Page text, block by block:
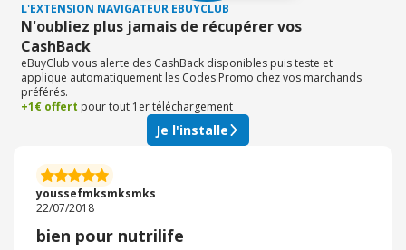
L'EXTENSION NAVIGATEUR EBUYCLUB
N'oubliez plus jamais de récupérer vos
CashBack
eBuyClub vous alerte des CashBack disponibles puis teste et
applique automatiquement les Codes Promo chez vos marchands
préférés.
+1€ offert pour tout 1er téléchargement
Je l'installe
youssefmksmksmks
22/07/2018
bien pour nutrilife